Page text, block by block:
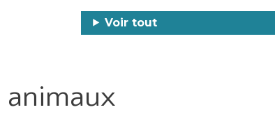
Voir tout
animaux